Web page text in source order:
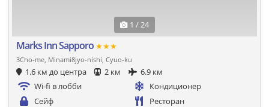
1 / 24
Marks Inn Sapporo ★★★
3Cho-me, Minami8jyo-nishi, Cyuo-ku
1.6 км до центра 2 км
6.9 км
Wi-fi в лобби
Кондиционер
Сейф
Ресторан